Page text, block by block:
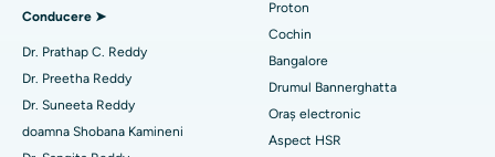
Găsește diabetolog
Găsește un ginecolog
Cel mai bun spital din Arilova, Vizag
Cel mai bun spital din Kanpur Road, Lucknow
Cel mai bun spital din Sectorul 26, Noida
Cel mai bun spital din Gandhinagar, Ahmedabad
Chirurgie cardiacă minim invazivă
Ablația cu cateter
Conducere ➤
Dr. Prathap C. Reddy
Dr. Preetha Reddy
Dr. Suneeta Reddy
doamna Shobana Kamineni
Proton
Cochin
Bangalore
Drumul Bannerghatta
Oraș electronic
Aspect HSR